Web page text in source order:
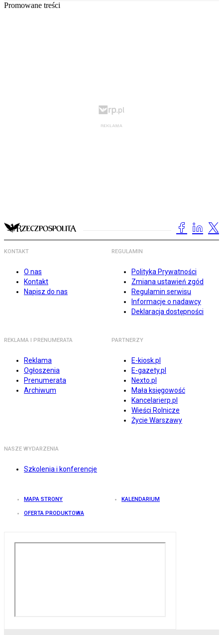
Promowane treści
KONTAKT
O nas
Kontakt
Napisz do nas
REGULAMIN
Polityka Prywatności
Zmiana ustawień zgód
Regulamin serwisu
Informacje o nadawcy
Deklaracja dostępności
REKLAMA I PRENUMERATA
Reklama
Ogłoszenia
Prenumerata
Archiwum
PARTNERZY
E-kiosk.pl
E-gazety.pl
Nexto.pl
Mała księgowość
Kancelarierp.pl
Wieści Rolnicze
Życie Warszawy
NASZE WYDARZENIA
Szkolenia i konferencje
MAPA STRONY KALENDARIUM
OFERTA PRODUKTOWA